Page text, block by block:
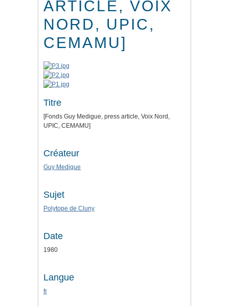
ARTICLE, VOIX
NORD, UPIC,
CEMAMU]
Titre
[Fonds Guy Medigue, press article, Voix Nord,
UPIC, CEMAMU]
Créateur
Guy Medigue
Sujet
Polytope de Cluny
Date
1980
Langue
fr